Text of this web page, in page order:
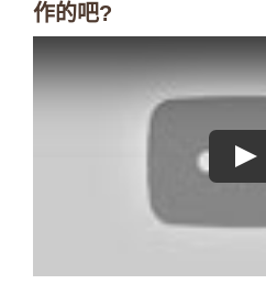
作的吧?
Play